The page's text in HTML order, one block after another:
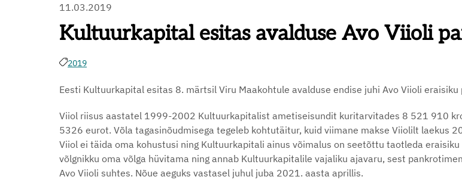
11.03.2019
Kultuurkapital esitas avalduse Avo Viioli
2019
Eesti Kultuurkapital esitas 8. märtsil Viru Maakohtule avalduse endise juhi Avo Viioli
Viiol riisus aastatel 1999-2002 Kultuurkapitalist ametiseisundit kuritarvitades 8 521 910
5326 eurot. Võla tagasinõudmisega tegeleb kohtutäitur, kuid viimane makse Viiolilt laekus
Viiol ei täida oma kohustusi ning Kultuurkapitali ainus võimalus on seetõttu taotleda
võlgnikku oma võlga hüvitama ning annab Kultuurkapitalile vajaliku ajavaru, sest
Avo Viioli suhtes. Nõue aeguks vastasel juhul juba 2021. aasta aprillis.